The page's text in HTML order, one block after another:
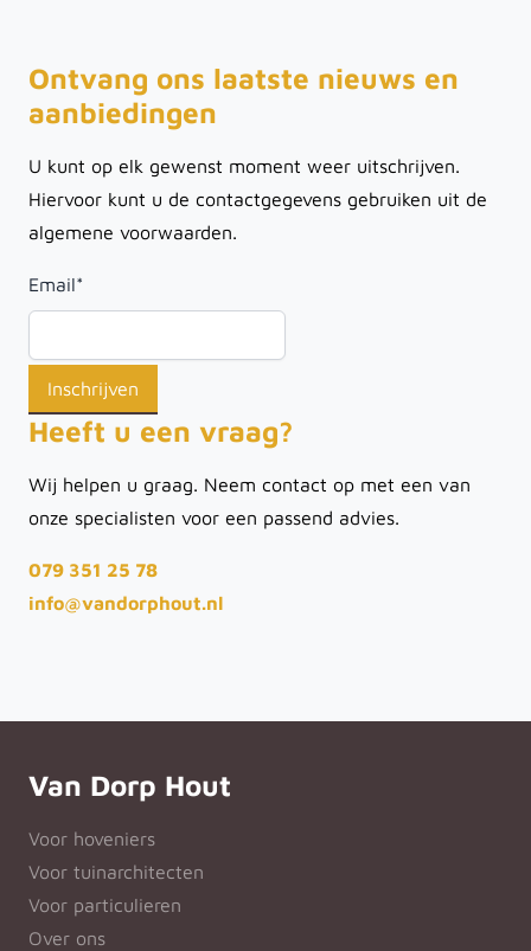
Ontvang ons laatste nieuws en
aanbiedingen
U kunt op elk gewenst moment weer uitschrijven.
Hiervoor kunt u de contactgegevens gebruiken uit de
algemene voorwaarden.
Email*
Heeft u een vraag?
Wij helpen u graag. Neem contact op met een van
onze specialisten voor een passend advies.
079 351 25 78
info@vandorphout.nl
Van Dorp Hout
Voor hoveniers
Voor tuinarchitecten
Voor particulieren
Over ons